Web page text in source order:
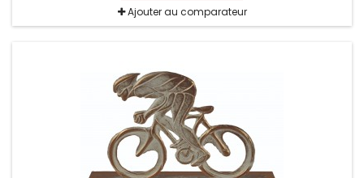
Ajouter au comparateur